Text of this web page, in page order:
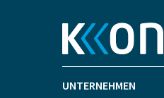
UNTERNEHMEN